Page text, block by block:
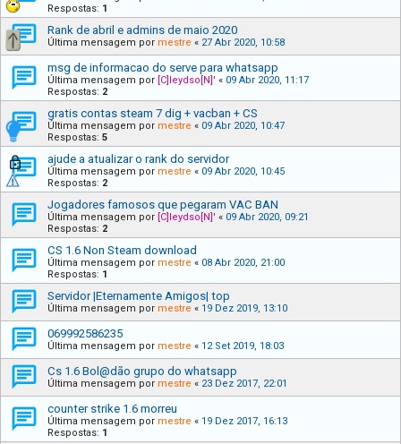
Respostas: 1
Rank de abril e admins de maio 2020
Última mensagem por mestre « 27 Abr 2020, 10:58
msg de informacao do serve para whatsapp
Última mensagem por [C]leydso[N]' « 09 Abr 2020, 11:17
Respostas: 2
gratis contas steam 7 dig + vacban + CS
Última mensagem por mestre « 09 Abr 2020, 10:47
Respostas: 5
ajude a atualizar o rank do servidor
Última mensagem por mestre « 09 Abr 2020, 10:45
Respostas: 2
Jogadores famosos que pegaram VAC BAN
Última mensagem por [C]leydso[N]' « 09 Abr 2020, 09:21
Respostas: 2
CS 1.6 Non Steam download
Última mensagem por mestre « 08 Abr 2020, 21:00
Respostas: 1
Servidor |Eternamente Amigos| top
Última mensagem por mestre « 19 Dez 2019, 13:10
069992586235
Última mensagem por mestre « 12 Set 2019, 18:03
Cs 1.6 Bol@dão grupo do whatsapp
Última mensagem por mestre « 23 Dez 2017, 22:01
counter strike 1.6 morreu
Última mensagem por mestre « 19 Dez 2017, 16:13
Respostas: 1